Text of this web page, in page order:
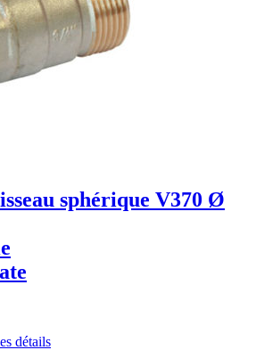
sphérique V370 Ø
détails